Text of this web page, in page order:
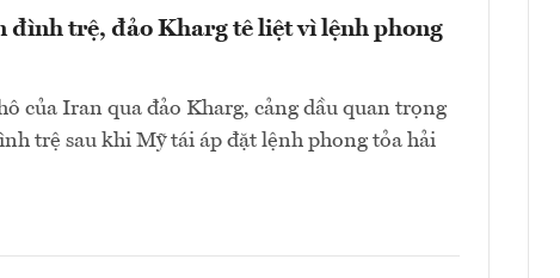
đình trệ, đảo Kharg tê liệt vì lệnh phong
của Iran qua đảo Kharg, cảng dầu quan trọng
trệ sau khi Mỹ tái áp đặt lệnh phong tỏa hải